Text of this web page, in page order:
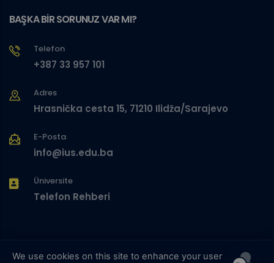
BAŞKA BİR SORUNUZ VAR MI?
Telefon
+387 33 957 101
Adres
Hrasnička cesta 15, 71210 Ilidža/Sarajevo
E-Posta
info@ius.edu.ba
Üniversite
Telefon Rehberi
We use cookies on this site to enhance your user